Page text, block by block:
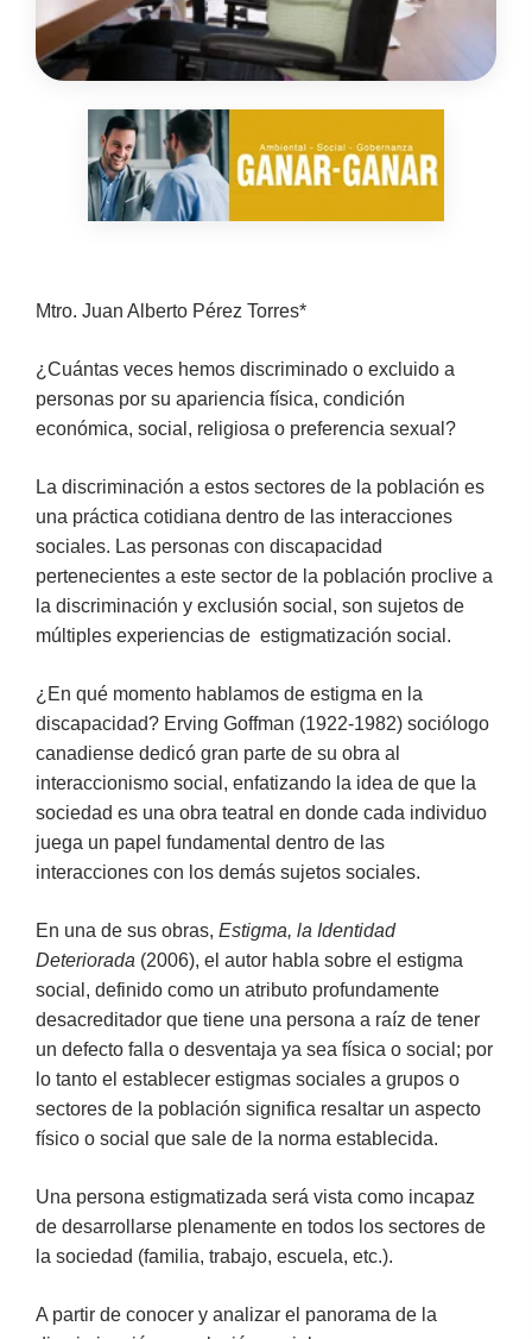
Mtro. Juan Alberto Pérez Torres*
¿Cuántas veces hemos discriminado o excluido a
personas por su apariencia física, condición
económica, social, religiosa o preferencia sexual?
La discriminación a estos sectores de la población es
una práctica cotidiana dentro de las interacciones
sociales. Las personas con discapacidad
pertenecientes a este sector de la población proclive a
la discriminación y exclusión social, son sujetos de
múltiples experiencias de estigmatización social.
¿En qué momento hablamos de estigma en la
discapacidad? Erving Goffman (1922-1982) sociólogo
canadiense dedicó gran parte de su obra al
interaccionismo social, enfatizando la idea de que la
sociedad es una obra teatral en donde cada individuo
juega un papel fundamental dentro de las
interacciones con los demás sujetos sociales.
En una de sus obras, Estigma, la Identidad
Deteriorada (2006), el autor habla sobre el estigma
social, definido como un atributo profundamente
desacreditador que tiene una persona a raíz de tener
un defecto falla o desventaja ya sea física o social; por
lo tanto el establecer estigmas sociales a grupos o
sectores de la población significa resaltar un aspecto
físico o social que sale de la norma establecida.
Una persona estigmatizada será vista como incapaz
de desarrollarse plenamente en todos los sectores de
la sociedad (familia, trabajo, escuela, etc.).
A partir de conocer y analizar el panorama de la